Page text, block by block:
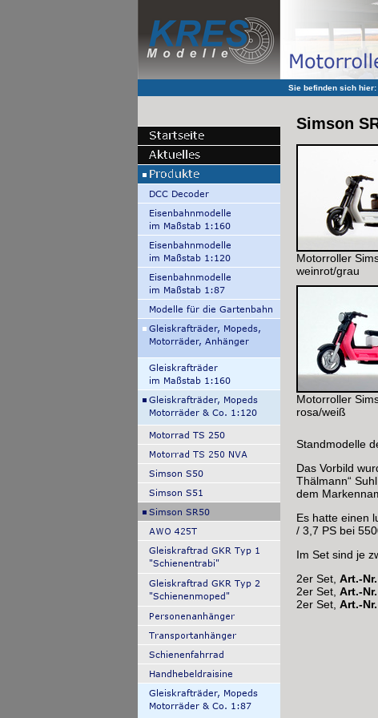
Sie befinden sich hier:
Simson
Motorroller
weinrot/grau
Motorroller
rosa/weiß
Standmodelle
Das Vorbild
Thälmann“
dem
Es hatte einen
/ 3,7 PS bei
Im Set sind je
2er Set, Art.-
2er Set, Art.-
2er Set, Art.-